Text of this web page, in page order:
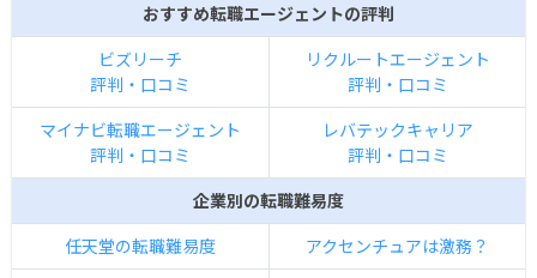
おすすめ転職エージェントの評判
ビズリーチ
評判・口コミ
リクルートエージェント
評判・口コミ
マイナビ転職エージェント
評判・口コミ
レバテックキャリア
評判・口コミ
企業別の転職難易度
任天堂の転職難易度
アクセンチュアは激務？